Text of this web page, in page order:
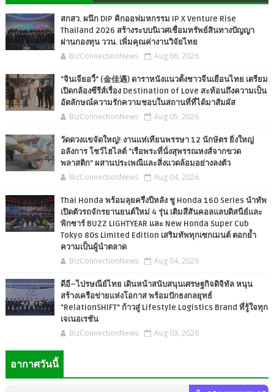
สกสว. ผนึก DIP คิกออฟมหกรรม IP X Venture Rise
Thailand 2026 สร้างระบบนิเวศเชื่อมทรัพย์สินทางปัญญา
ผ่านกองทุน ววน. เพิ่มคุณค่างานวิจัยไทย
BizConnectionNews Aug 06, 2026
"จินเจียอวี้" (金佳遇) ดาราหนังแนวตั้งชาวจีนเยือนไทย เตรียม
เปิดกล้องซีรีส์เรื่อง Destination of Love สะท้อนถึงความเป็น
อัตลักษณ์ความรักความชอบในสถานที่ที่ได้มาสัมผัส
BizConnectionNews Aug 05, 2026
วัดดวงแขจัดใหญ่! งานแห่เทียนพรรษา 12 นักษัตร ยิ่งใหญ่
อลังการ โชว์ไฮไลต์ "เรือพระที่นั่งสุพรรณหงส์จากขวด
พลาสติก" ผสานประเพณีและสิ่งแวดล้อมอย่างลงตัว
BizConnectionNews Aug 04, 2026
Thai Honda พร้อมลุยครึ่งปีหลัง ชู Honda 160 Series นำทัพ
เปิดตัวรถจักรยานยนต์ใหม่ 4 รุ่น เติมสีสันคอลแลบดิสนีย์และ
พิกซาร์ BUZZ LIGHTYEAR และ New Honda Super Cub
Tokyo 80s Limited Edition เสริมทัพทุกเซกเมนต์ ตอกย้ำ
ความเป็นผู้นำตลาด
BizConnectionNews Aug 04, 2026
ดีอี–ไปรษณีย์ไทย เดินหน้าสนับสนุนเศรษฐกิจดิจิทัล หนุน
สร้างเครือข่ายแห่งโอกาส พร้อมปักธงกลยุทธ์
"RelationSHIFT" ก้าวสู่ Lifestyle Logistics Brand ที่รู้ใจทุก
เจเนอเรชัน
BizConnectionNews Aug 03, 2026
อากาศวันนี้